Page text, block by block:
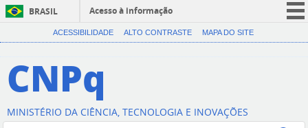
BRASIL
Acesso à informação
CORONAVÍRUS (COVID-19)
Canais
ACESSIBILIDADE ALTO CONTRASTE MAPA DO SITE
CNPq
MINISTÉRIO DA CIÊNCIA, TECNOLOGIA E INOVAÇÕES